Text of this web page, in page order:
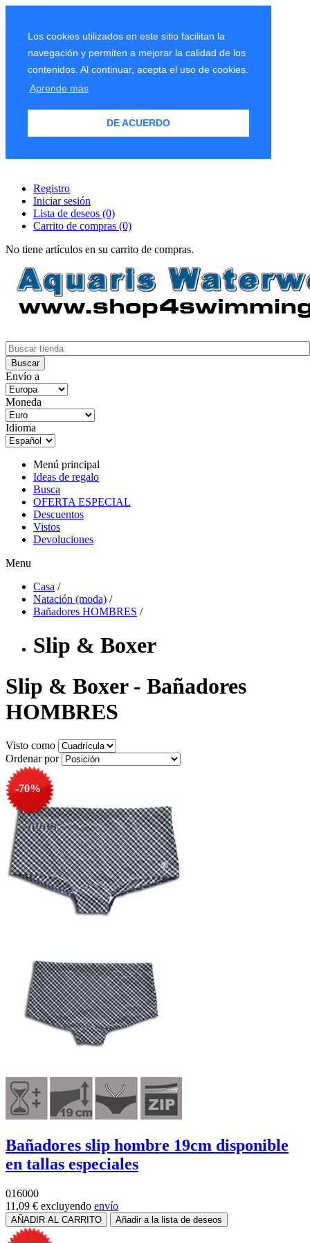
Los cookies utilizados en este sitio facilitan la
navegación y permiten a mejorar la calidad de los
contenidos. Al continuar, acepta el uso de cookies.
Aprende más
DE ACUERDO
Registro
Iniciar sesión
Lista de deseos (0)
Carrito de compras (0)
No tiene artículos en su carrito de compras.
Envío a
Moneda
Idioma
Menú principal
Ideas de regalo
Busca
OFERTA ESPECIAL
Descuentos
Vistos
Devoluciones
Menu
Casa /
Natación (moda) /
Bañadores HOMBRES /
Slip & Boxer
Slip & Boxer - Bañadores
HOMBRES
Visto como
Ordenar por
-70%
Bañadores slip hombre 19cm disponible
en tallas especiales
016000
11,09 € excluyendo envío